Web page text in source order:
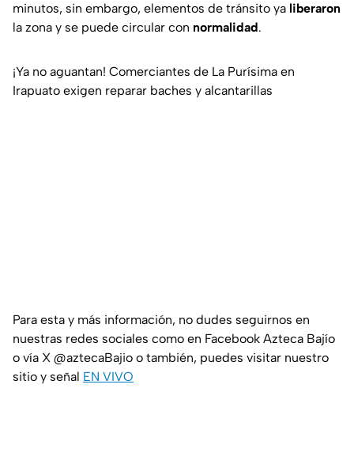
minutos, sin embargo, elementos de tránsito ya liberaron
la zona y se puede circular con normalidad.
¡Ya no aguantan! Comerciantes de La Purísima en
Irapuato exigen reparar baches y alcantarillas
Para esta y más información, no dudes seguirnos en
nuestras redes sociales como en Facebook Azteca Bajío
o vía X @aztecaBajio o también, puedes visitar nuestro
sitio y señal EN VIVO